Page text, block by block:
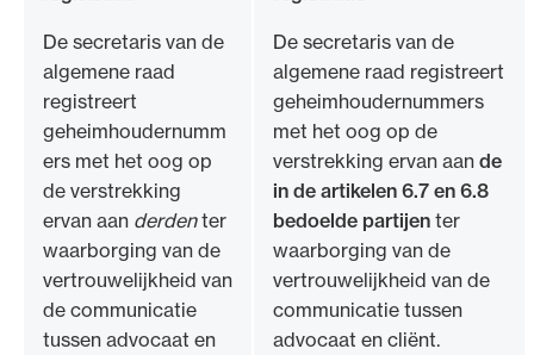
De secretaris van de
algemene raad
registreert
geheimhoudernumm
ers met het oog op
de verstrekking
ervan aan derdenter
waarborging van de
vertrouwelijkheid van
de communicatie
tussen advocaat en
De secretaris van de
algemene raad registreert
geheimhoudernummers
met het oog op de
verstrekking ervan aan de
in de artikelen 6.7 en 6.8
bedoelde partijen ter
waarborging van de
vertrouwelijkheid van de
communicatie tussen
advocaat en cliënt.